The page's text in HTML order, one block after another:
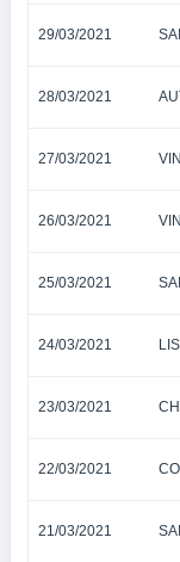
29/03/2021
28/03/2021
27/03/2021
26/03/2021
25/03/2021
24/03/2021
23/03/2021
22/03/2021
21/03/2021